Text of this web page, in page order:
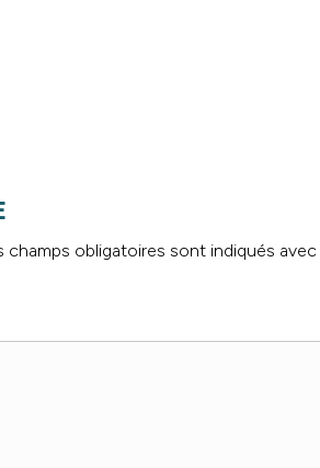
champs obligatoires sont indiqués